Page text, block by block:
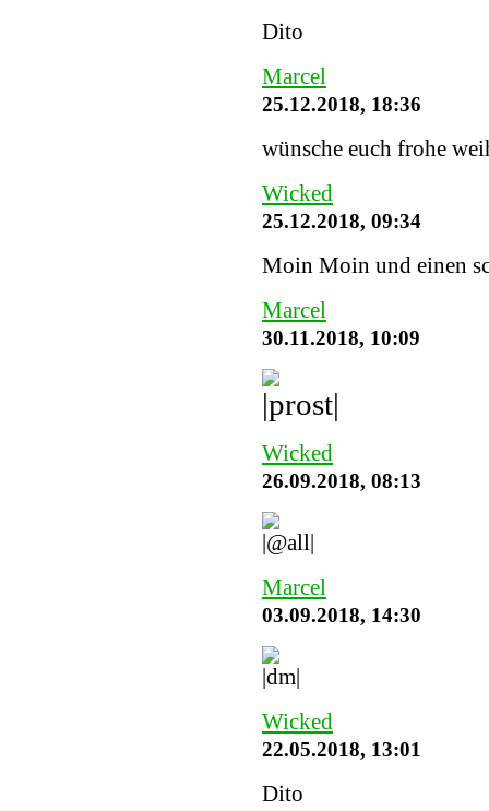
Dito
Marcel
25.12.2018, 18:36
wünsche euch frohe
Wicked
25.12.2018, 09:34
Moin Moin und einen
Marcel
30.11.2018, 10:09
Wicked
26.09.2018, 08:13
Marcel
03.09.2018, 14:30
Wicked
22.05.2018, 13:01
Dito